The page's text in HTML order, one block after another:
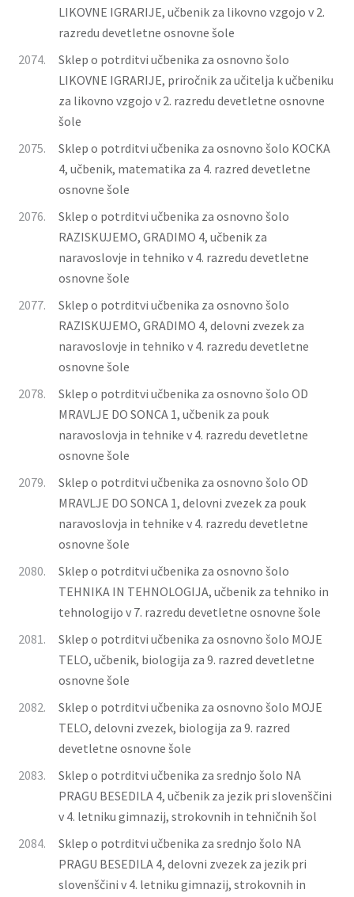
LIKOVNE IGRARIJE, učbenik za likovno vzgojo v 2.
razredu devetletne osnovne šole
2074.
Sklep o potrditvi učbenika za osnovno šolo
LIKOVNE IGRARIJE, priročnik za učitelja k učbeniku
za likovno vzgojo v 2. razredu devetletne osnovne
šole
2075.
Sklep o potrditvi učbenika za osnovno šolo KOCKA
4, učbenik, matematika za 4. razred devetletne
osnovne šole
2076.
Sklep o potrditvi učbenika za osnovno šolo
RAZISKUJEMO, GRADIMO 4, učbenik za
naravoslovje in tehniko v 4. razredu devetletne
osnovne šole
2077.
Sklep o potrditvi učbenika za osnovno šolo
RAZISKUJEMO, GRADIMO 4, delovni zvezek za
naravoslovje in tehniko v 4. razredu devetletne
osnovne šole
2078.
Sklep o potrditvi učbenika za osnovno šolo OD
MRAVLJE DO SONCA 1, učbenik za pouk
naravoslovja in tehnike v 4. razredu devetletne
osnovne šole
2079.
Sklep o potrditvi učbenika za osnovno šolo OD
MRAVLJE DO SONCA 1, delovni zvezek za pouk
naravoslovja in tehnike v 4. razredu devetletne
osnovne šole
2080.
Sklep o potrditvi učbenika za osnovno šolo
TEHNIKA IN TEHNOLOGIJA, učbenik za tehniko in
tehnologijo v 7. razredu devetletne osnovne šole
2081.
Sklep o potrditvi učbenika za osnovno šolo MOJE
TELO, učbenik, biologija za 9. razred devetletne
osnovne šole
2082.
Sklep o potrditvi učbenika za osnovno šolo MOJE
TELO, delovni zvezek, biologija za 9. razred
devetletne osnovne šole
2083.
Sklep o potrditvi učbenika za srednjo šolo NA
PRAGU BESEDILA 4, učbenik za jezik pri slovenščini
v 4. letniku gimnazij, strokovnih in tehničnih šol
2084.
Sklep o potrditvi učbenika za srednjo šolo NA
PRAGU BESEDILA 4, delovni zvezek za jezik pri
slovenščini v 4. letniku gimnazij, strokovnih in